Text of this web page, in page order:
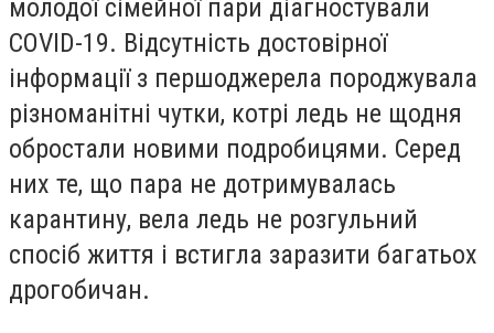
молодої сімейної пари діагностували
COVID-19. Відсутність достовірної
інформації з першоджерела породжувала
різноманітні чутки, котрі ледь не щодня
обростали новими подробицями. Серед
них те, що пара не дотримувалась
карантину, вела ледь не розгульний
спосіб життя і встигла заразити багатьох
дрогобичан.